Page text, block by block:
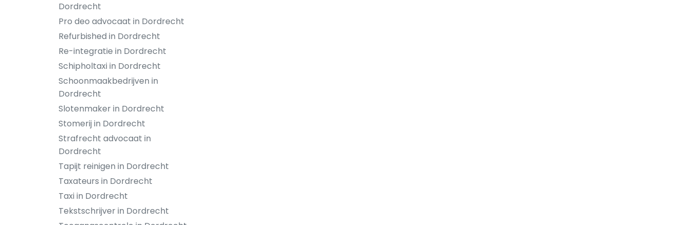
Dordrecht
Pro deo advocaat in Dordrecht
Refurbished in Dordrecht
Re-integratie in Dordrecht
Schipholtaxi in Dordrecht
Schoonmaakbedrijven in
Dordrecht
Slotenmaker in Dordrecht
Stomerij in Dordrecht
Strafrecht advocaat in
Dordrecht
Tapijt reinigen in Dordrecht
Taxateurs in Dordrecht
Taxi in Dordrecht
Tekstschrijver in Dordrecht